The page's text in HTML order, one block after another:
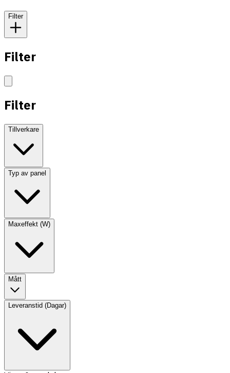
Filter
Filter
Filter
Tillverkare
Typ av panel
Maxeffekt (W)
Mått
Leveranstid (Dagar)